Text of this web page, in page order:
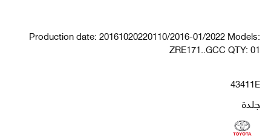
Production date: 20161020220110/2016-01/2022 Models:
ZRE171..GCC QTY: 01
43411E
جلدة